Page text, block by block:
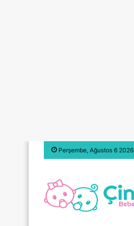
Perşembe, Ağustos 6 2026